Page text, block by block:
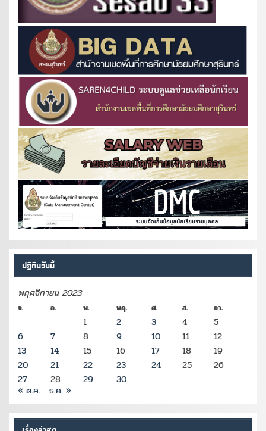
ปฏิทินวันนี้
พฤศจิกายน 2023
จ. อ. พ. พฤ. ศ. ส. อา.
1 2 3 4
5
6
7 8 9 10 11
12
13
14 15 16 17 18
19
20
21 22 23 24 25
26
27
28 29 30
« ต.ค. ธ.ค. »